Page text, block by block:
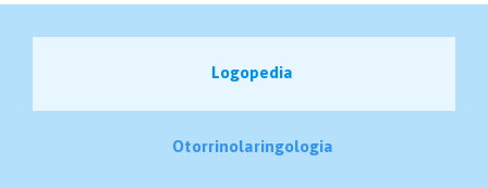
Logopedia
Otorrinolaringologia